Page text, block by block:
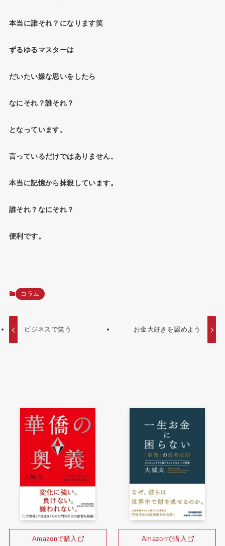
本当に誰それ？になります笑
ずるゆるマスターは
だいたい嫌な思いをしたら
なにそれ？誰それ？
となっています。
言っているだけではありません。
本当に記憶から抹殺しています。
誰それ？なにそれ？
便利です。
コラム
ビジネスで笑う お金大好きを認めよう
Amazonで購入 Amazonで購入